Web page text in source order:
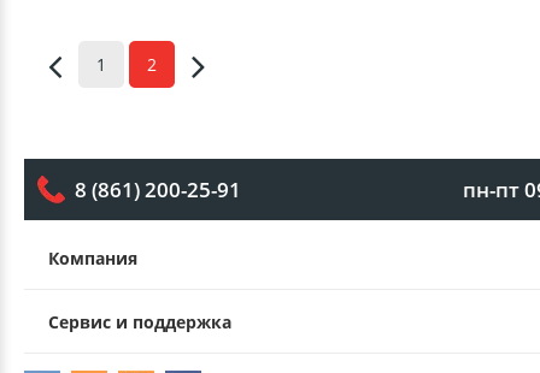
1 2
8 (861) 200-25-91 пн-пт
Компания
Сервис и поддержка